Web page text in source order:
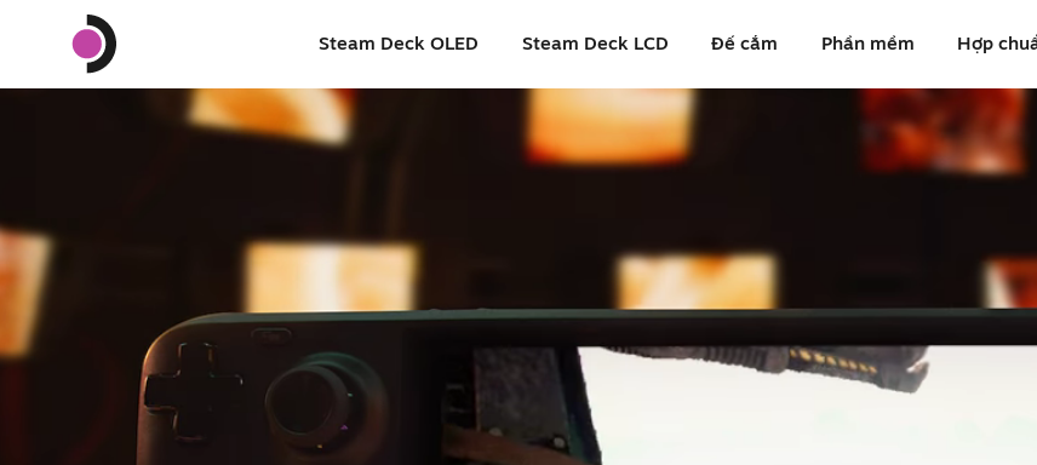
Steam Deck OLED Steam Deck LCD Đế cắm Phần mềm Hợp